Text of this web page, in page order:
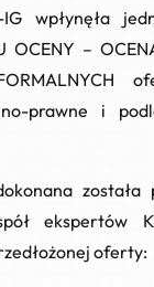
wpłynęła
OCENY –
prawne i
została
ekspertów
oferty: